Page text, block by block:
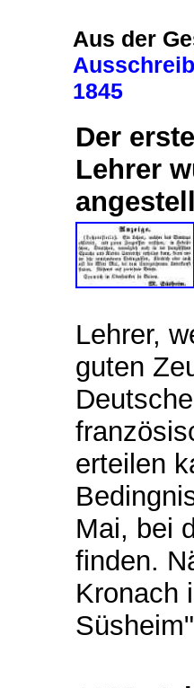
Aus der
1845
Der
Lehrer
Lehrer,
guten
erteilen
Mai, bei
finden.
Kronach